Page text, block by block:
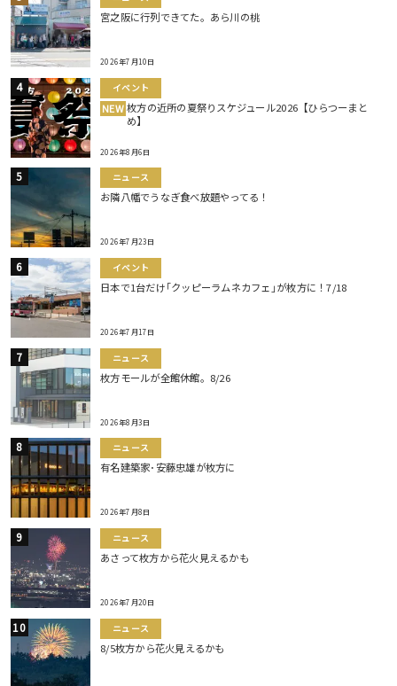
宮之阪に行列できてた。あら川の桃
2026年7月10日
イベント
NEW 枚方の近所の夏祭りスケジュール2026【ひらつーまと
め】
2026年8月6日
ニュース
お隣八幡でうなぎ食べ放題やってる！
2026年7月23日
イベント
日本で1台だけ｢クッピーラムネカフェ｣が枚方に！7/18
2026年7月17日
ニュース
枚方モールが全館休館。8/26
2026年8月3日
ニュース
有名建築家･安藤忠雄が枚方に
2026年7月8日
ニュース
あさって枚方から花火見えるかも
2026年7月20日
ニュース
8/5枚方から花火見えるかも